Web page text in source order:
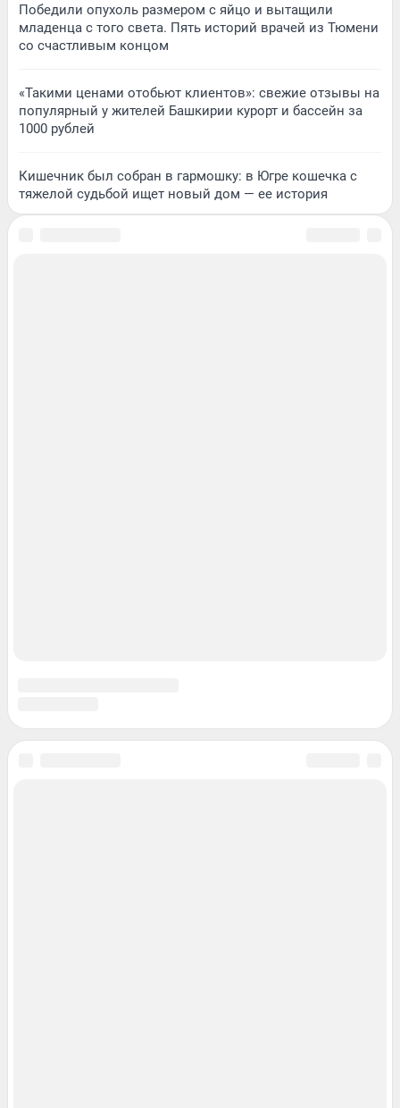
Победили опухоль размером с яйцо и вытащили
младенца с того света. Пять историй врачей из Тюмени
со счастливым концом
«Такими ценами отобьют клиентов»: свежие отзывы на
популярный у жителей Башкирии курорт и бассейн за
1000 рублей
Кишечник был собран в гармошку: в Югре кошечка с
тяжелой судьбой ищет новый дом — ее история